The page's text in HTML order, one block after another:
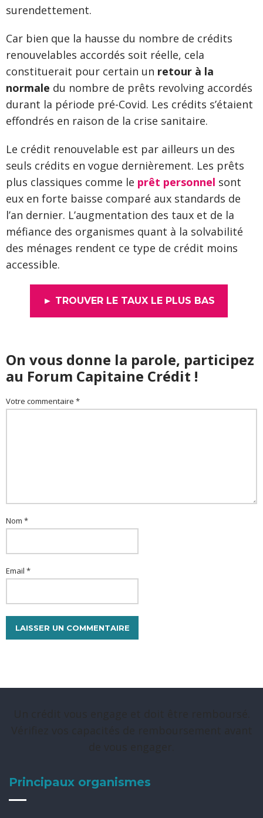
surendettement.
Car bien que la hausse du nombre de crédits
renouvelables accordés soit réelle, cela
constituerait pour certain un retour à la
normale du nombre de prêts revolving accordés
durant la période pré-Covid. Les crédits s’étaient
effondrés en raison de la crise sanitaire.
Le crédit renouvelable est par ailleurs un des
seuls crédits en vogue dernièrement. Les prêts
plus classiques comme le prêt personnel sont
eux en forte baisse comparé aux standards de
l’an dernier. L’augmentation des taux et de la
méfiance des organismes quant à la solvabilité
des ménages rendent ce type de crédit moins
accessible.
► TROUVER LE TAUX LE PLUS BAS
On vous donne la parole, participez
au Forum Capitaine Crédit !
Votre commentaire *
Nom *
Email *
Principaux organismes